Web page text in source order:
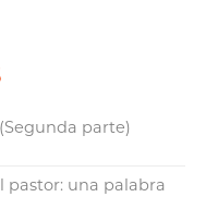
parte)
pastor: una palabra